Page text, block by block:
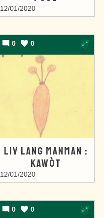
12/01/2020
0 0
LIV LANG MANMAN :
KAWÒT
12/01/2020
0 0